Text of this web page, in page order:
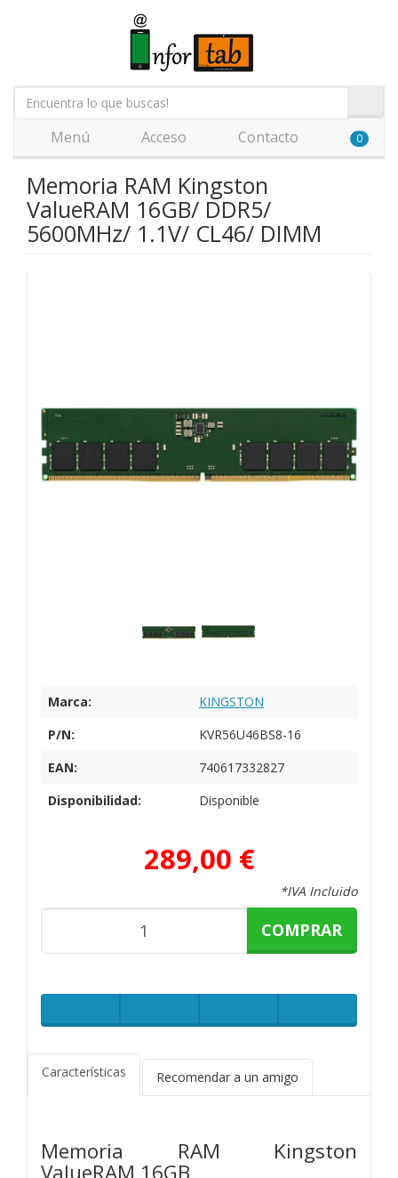
Menú Acceso Contacto 0
Memoria RAM Kingston
ValueRAM 16GB/ DDR5/
5600MHz/ 1.1V/ CL46/ DIMM
Marca:
KINGSTON
P/N:
KVR56U46BS8-16
EAN:
740617332827
Disponibilidad:
Disponible
289,00 €
*IVA Incluido
COMPRAR
Características Recomendar a un amigo
Memoria RAM Kingston
ValueRAM 16GB